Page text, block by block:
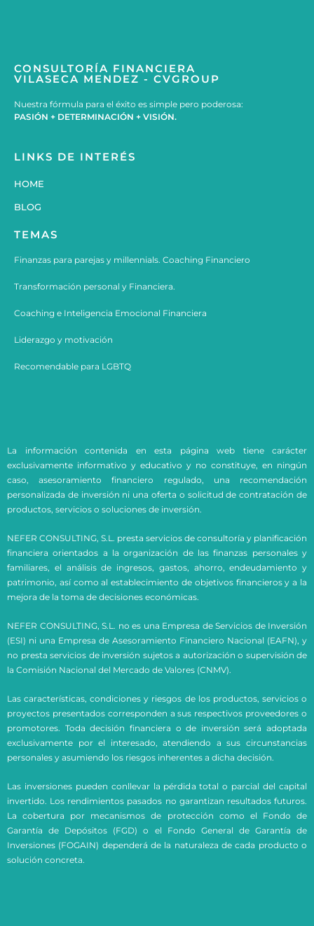
CONSULTORÍA FINANCIERA
VILASECA MENDEZ - CVGROUP
Nuestra fórmula para el éxito es simple pero poderosa:
PASIÓN + DETERMINACIÓN + VISIÓN.
LINKS DE INTERÉS
HOME
BLOG
TEMAS
Finanzas para parejas y millennials. Coaching Financiero
Transformación personal y Financiera.
Coaching e Inteligencia Emocional Financiera
Liderazgo y motivación
Recomendable para LGBTQ
La información contenida en esta página web tiene carácter
exclusivamente informativo y educativo y no constituye, en ningún
caso, asesoramiento financiero regulado, una recomendación
personalizada de inversión ni una oferta o solicitud de contratación de
productos, servicios o soluciones de inversión.
NEFER CONSULTING, S.L. presta servicios de consultoría y planificación
financiera orientados a la organización de las finanzas personales y
familiares, el análisis de ingresos, gastos, ahorro, endeudamiento y
patrimonio, así como al establecimiento de objetivos financieros y a la
mejora de la toma de decisiones económicas.
NEFER CONSULTING, S.L. no es una Empresa de Servicios de Inversión
(ESI) ni una Empresa de Asesoramiento Financiero Nacional (EAFN), y
no presta servicios de inversión sujetos a autorización o supervisión de
la Comisión Nacional del Mercado de Valores (CNMV).
Las características, condiciones y riesgos de los productos, servicios o
proyectos presentados corresponden a sus respectivos proveedores o
promotores. Toda decisión financiera o de inversión será adoptada
exclusivamente por el interesado, atendiendo a sus circunstancias
personales y asumiendo los riesgos inherentes a dicha decisión.
Las inversiones pueden conllevar la pérdida total o parcial del capital
invertido. Los rendimientos pasados no garantizan resultados futuros.
La cobertura por mecanismos de protección como el Fondo de
Garantía de Depósitos (FGD) o el Fondo General de Garantía de
Inversiones (FOGAIN) dependerá de la naturaleza de cada producto o
solución concreta.